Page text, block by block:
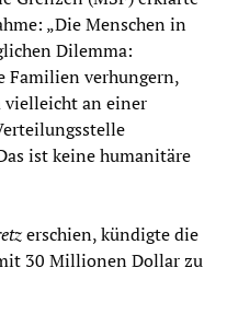
„Die Menschen in
Dilemma:
Familien verhungern,
vielleicht an einer
ist keine humanitäre
erschien, kündigte die
30 Millionen Dollar zu